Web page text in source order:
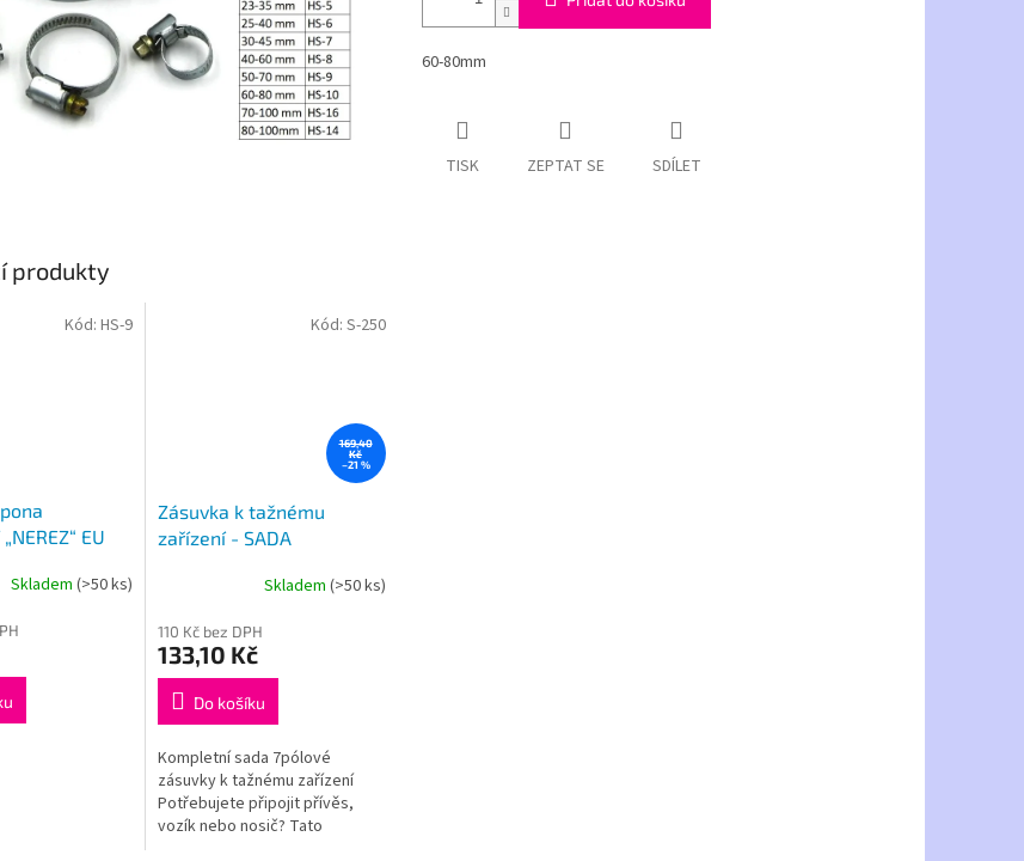
60-80mm
TISK ZEPTAT SE SDÍLET
produkty
EU
Skladem (>50 ks)
Kód: HS-9
169,40
Kč
–21 %
Zásuvka k tažnému
zařízení - SADA
Skladem (>50 ks)
110 Kč bez DPH
133,10 Kč
Do košíku
Kompletní sada 7pólové
zásuvky k tažnému zařízení
Potřebujete připojit přívěs,
vozík nebo nosič? Tato
Kód: S-250